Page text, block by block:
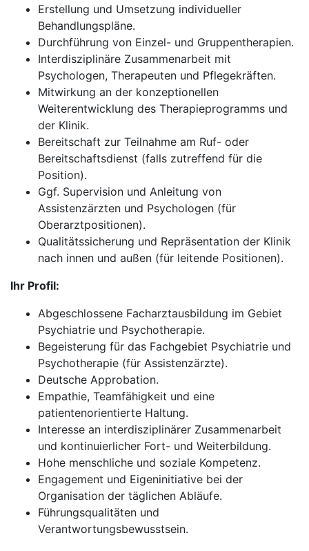
Erstellung und Umsetzung individueller
Behandlungspläne.
Durchführung von Einzel- und Gruppentherapien.
Interdisziplinäre Zusammenarbeit mit
Psychologen, Therapeuten und Pflegekräften.
Mitwirkung an der konzeptionellen
Weiterentwicklung des Therapieprogramms und
der Klinik.
Bereitschaft zur Teilnahme am Ruf- oder
Bereitschaftsdienst (falls zutreffend für die
Position).
Ggf. Supervision und Anleitung von
Assistenzärzten und Psychologen (für
Oberarztpositionen).
Qualitätssicherung und Repräsentation der Klinik
nach innen und außen (für leitende Positionen).
Ihr Profil:
Abgeschlossene Facharztausbildung im Gebiet
Psychiatrie und Psychotherapie.
Begeisterung für das Fachgebiet Psychiatrie und
Psychotherapie (für Assistenzärzte).
Deutsche Approbation.
Empathie, Teamfähigkeit und eine
patientenorientierte Haltung.
Interesse an interdisziplinärer Zusammenarbeit
und kontinuierlicher Fort- und Weiterbildung.
Hohe menschliche und soziale Kompetenz.
Engagement und Eigeninitiative bei der
Organisation der täglichen Abläufe.
Führungsqualitäten und
Verantwortungsbewusstsein.